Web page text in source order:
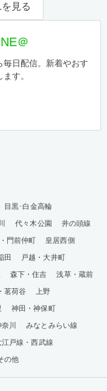
見る
＠
毎日配信。新着やおす
す。
目黒･白金高輪
代々木公園
井の頭線
門前仲町
皇居西側
田
戸越・大井町
森下・住吉
浅草・蔵前
茗荷谷
上野
神田・神保町
川
みなとみらい線
江戸線・西武線
の他